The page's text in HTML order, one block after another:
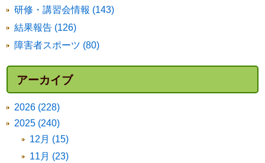
研修・講習会情報 (143)
結果報告 (126)
障害者スポーツ (80)
アーカイブ
2026 (228)
2025 (240)
12月 (15)
11月 (23)